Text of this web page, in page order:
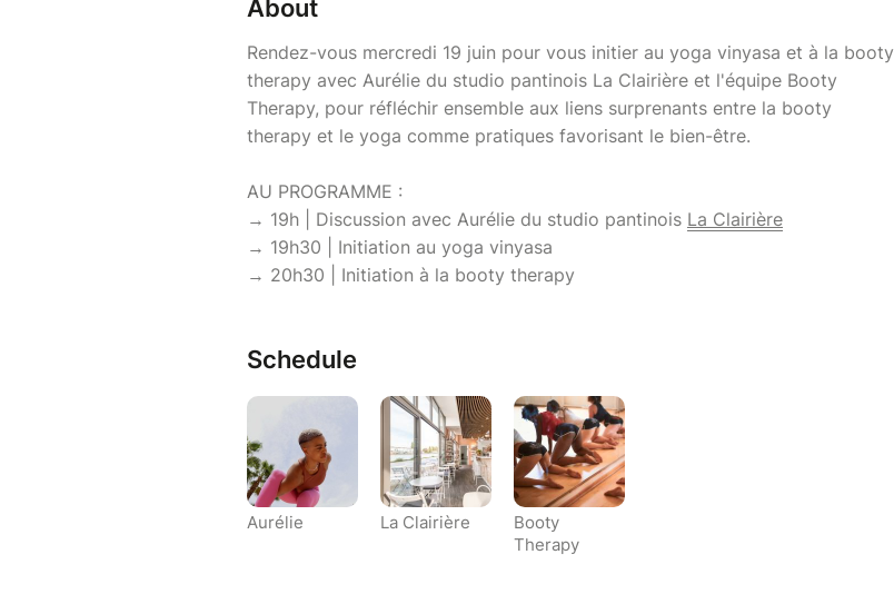
About
Rendez-vous mercredi 19 juin pour vous initier au yoga vinyasa et à la booty
therapy avec Aurélie du studio pantinois La Clairière et l'équipe Booty
Therapy, pour réfléchir ensemble aux liens surprenants entre la booty
therapy et le yoga comme pratiques favorisant le bien-être.
AU PROGRAMME :
→ 19h | Discussion avec Aurélie du studio pantinois La Clairière
→ 19h30 | Initiation au yoga vinyasa
→ 20h30 | Initiation à la booty therapy
Schedule
Aurélie La Clairière
Booty
Therapy